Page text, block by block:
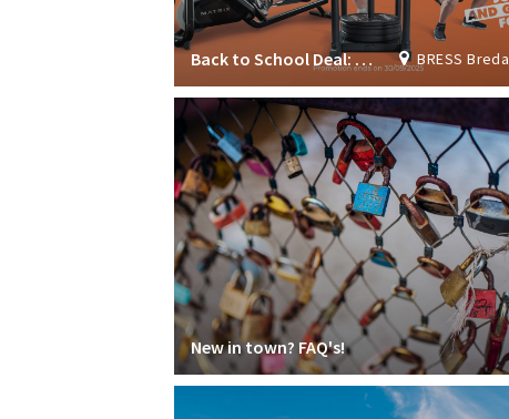
BRESS Breda Student Sports
Back to School Deal: Join now & get 1 month FREE!
New in town? FAQ's!